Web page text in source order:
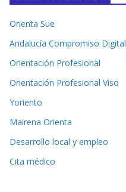
Orienta Sue
Andalucía Compromiso Digital
Orientación Profesional
Orientación Profesional Viso
Yoriento
Mairena Orienta
Desarrollo local y empleo
Cita médico